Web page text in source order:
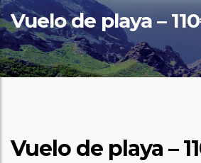
Vuelo de playa –
Vuelo de playa –